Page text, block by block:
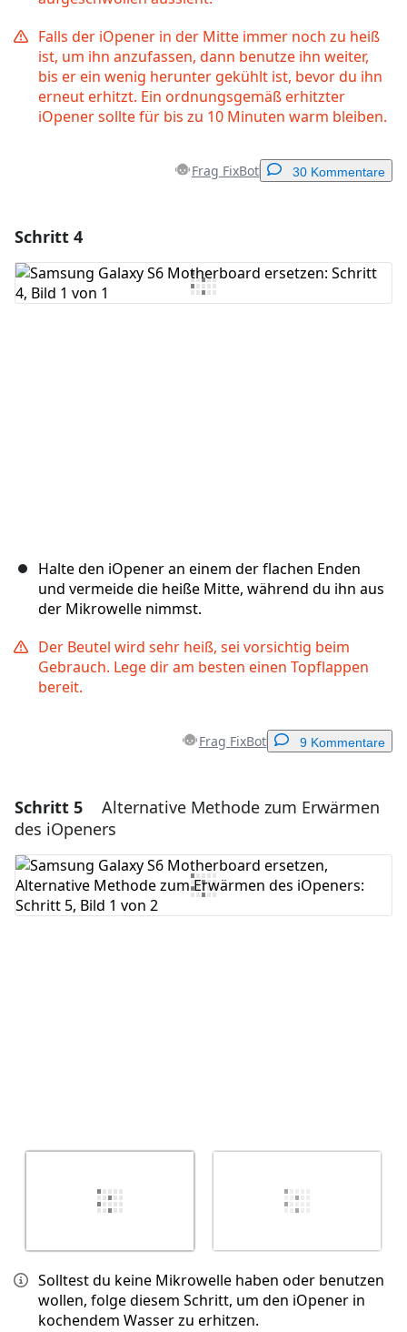
Falls der iOpener in der Mitte immer noch zu heiß
ist, um ihn anzufassen, dann benutze ihn weiter,
bis er ein wenig herunter gekühlt ist, bevor du ihn
erneut erhitzt. Ein ordnungsgemäß erhitzter
iOpener sollte für bis zu 10 Minuten warm bleiben.
Frag FixBot 30 Kommentare
Kommentar hinzufügen
Schritt 4
Halte den iOpener an einem der flachen Enden
und vermeide die heiße Mitte, während du ihn aus
der Mikrowelle nimmst.
Der Beutel wird sehr heiß, sei vorsichtig beim
Gebrauch. Lege dir am besten einen Topflappen
bereit.
Frag FixBot 9 Kommentare
Einen Kommentar hinzufügen
Kommentar hinzufügen
Schritt 5
Alternative Methode zum Erwärmen
des iOpeners
Solltest du keine Mikrowelle haben oder benutzen
wollen, folge diesem Schritt, um den iOpener in
kochendem Wasser zu erhitzen.